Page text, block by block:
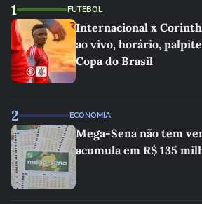
1 FUTEBOL
Internacional x
ao vivo, horário, palpite
Copa do Brasil
2 ECONOMIA
Mega-Sena não tem
acumula em R$ 135